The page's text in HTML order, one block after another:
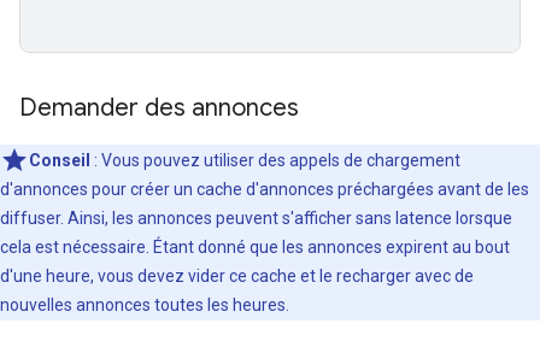
Demander des annonces
Conseil : Vous pouvez utiliser des appels de chargement
d'annonces pour créer un cache d'annonces préchargées avant de les
diffuser. Ainsi, les annonces peuvent s'afficher sans latence lorsque
cela est nécessaire. Étant donné que les annonces expirent au bout
d'une heure, vous devez vider ce cache et le recharger avec de
nouvelles annonces toutes les heures.